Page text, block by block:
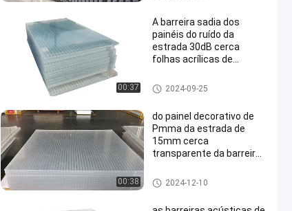
00:37
A barreira sadia dos
painéis do ruído da
estrada 30dB cerca
folhas acrílicas de
Cerca da barreira sadia
2024-09-25
00:38
do painel decorativo de
Pmma da estrada de
15mm cerca
transparente da barreira
Cerca da barreira sadia
2024-12-10